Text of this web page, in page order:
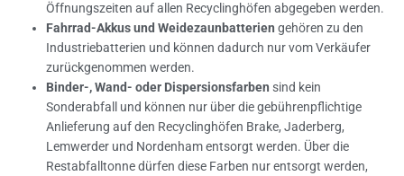
Öffnungszeiten auf allen Recyclinghöfen abgegeben werden.
Fahrrad-Akkus und Weidezaunbatterien gehören zu den
Industriebatterien und können dadurch nur vom Verkäufer
zurückgenommen werden.
Binder-, Wand- oder Dispersionsfarben sind kein
Sonderabfall und können nur über die gebührenpflichtige
Anlieferung auf den Recyclinghöfen Brake, Jaderberg,
Lemwerder und Nordenham entsorgt werden. Über die
Restabfalltonne dürfen diese Farben nur entsorgt werden,